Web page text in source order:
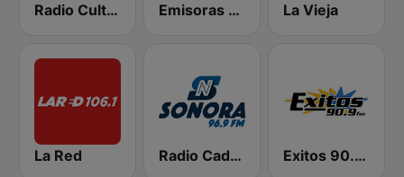
Radio Cultural TGN Emisoras Unidas La Vieja
La Red Radio Cadena Sonora Exitos 90.9 FM